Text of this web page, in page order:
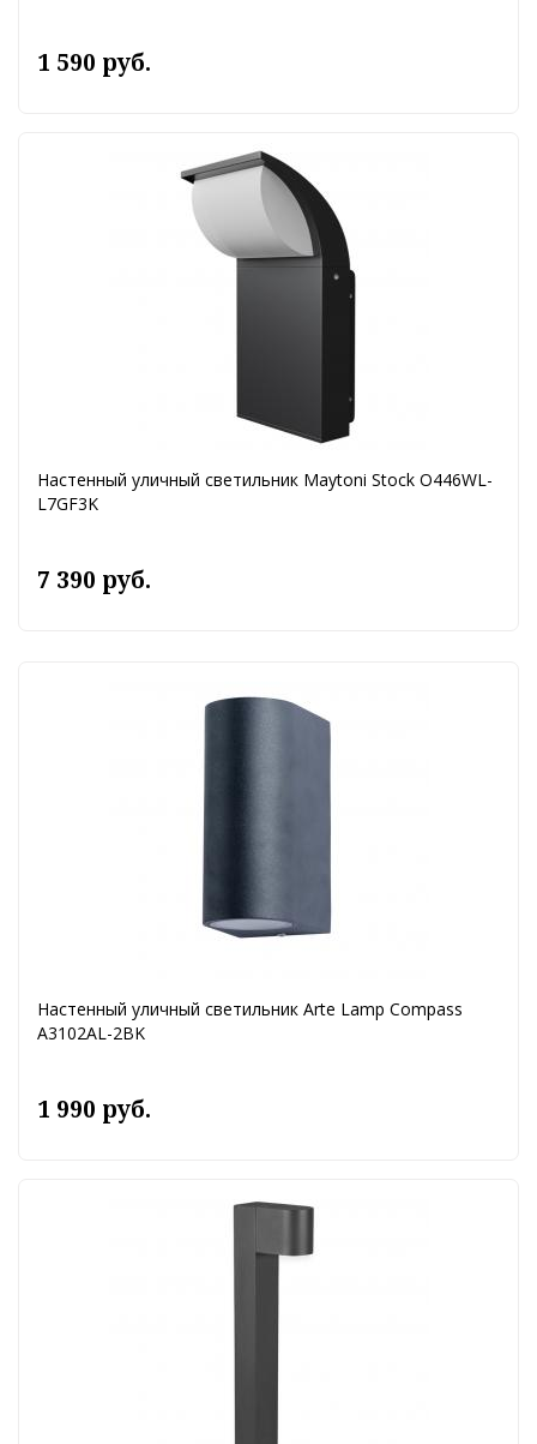
1 590 руб.
Настенный уличный светильник Maytoni Stock O446WL-
L7GF3K
7 390 руб.
Настенный уличный светильник Arte Lamp Compass
A3102AL-2BK
1 990 руб.